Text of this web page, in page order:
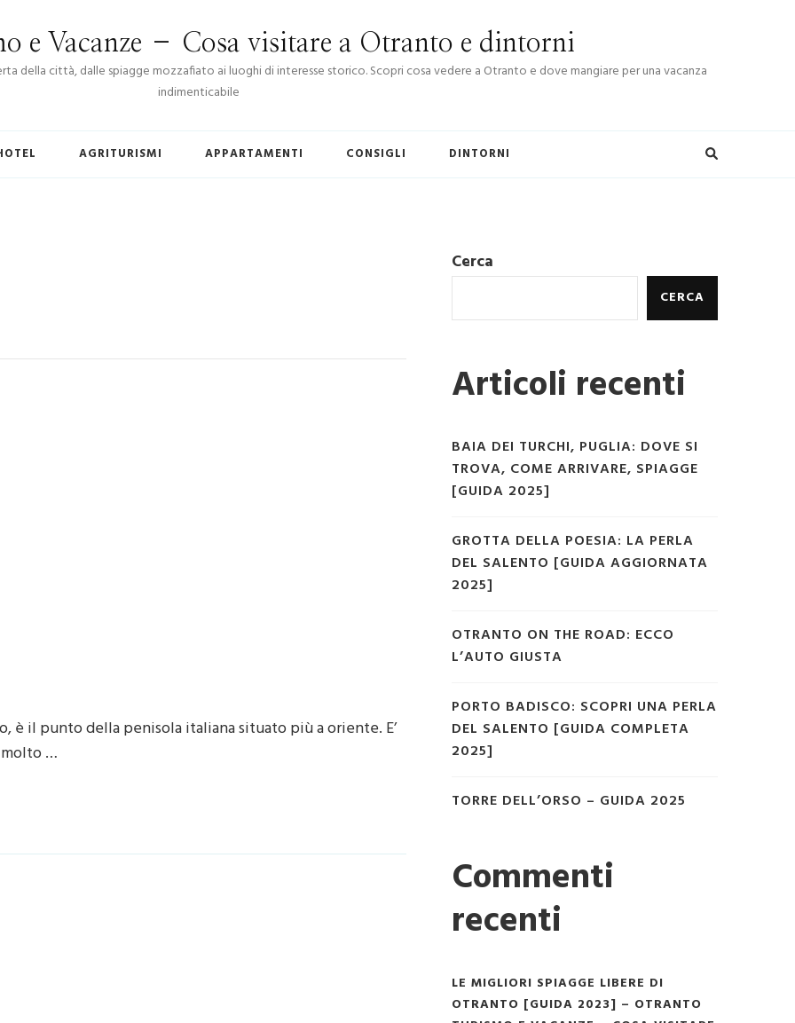
e Vacanze – Cosa visitare a Otranto e dintorni
della città, dalle spiagge mozzafiato ai luoghi di interesse storico. Scopri cosa vedere a Otranto e dove mangiare per una vacanza
indimenticabile
AGRITURISMI APPARTAMENTI CONSIGLI DINTORNI
è il punto della penisola italiana situato più a oriente. E’
…
Cerca
CERCA
Articoli recenti
BAIA DEI TURCHI, PUGLIA: DOVE SI
TROVA, COME ARRIVARE, SPIAGGE
[GUIDA 2025]
GROTTA DELLA POESIA: LA PERLA
DEL SALENTO [GUIDA AGGIORNATA
2025]
OTRANTO ON THE ROAD: ECCO
L’AUTO GIUSTA
PORTO BADISCO: SCOPRI UNA PERLA
DEL SALENTO [GUIDA COMPLETA
2025]
TORRE DELL’ORSO – GUIDA 2025
Commenti
recenti
LE MIGLIORI SPIAGGE LIBERE DI
OTRANTO [GUIDA 2023] – OTRANTO